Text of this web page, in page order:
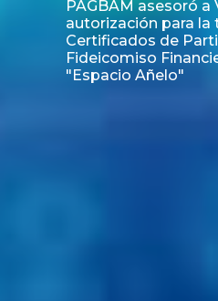
PAGBAM asesoró a
autorización para la
Certificados de
Fideicomiso
"Espacio Añelo"